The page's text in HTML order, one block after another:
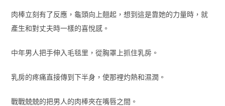
肉棒立刻有了反應，龜頭向上翹起，想到這是靠她的力量時，就
產生和對丈夫時一樣的喜悅感。
中年男人把手伸入毛毯里，從胸罩上抓住乳房。
乳房的疼痛直接傳到下半身，使那裡灼熱和濕潤。
戰戰兢兢的把男人的肉棒夾在嘴唇之間。